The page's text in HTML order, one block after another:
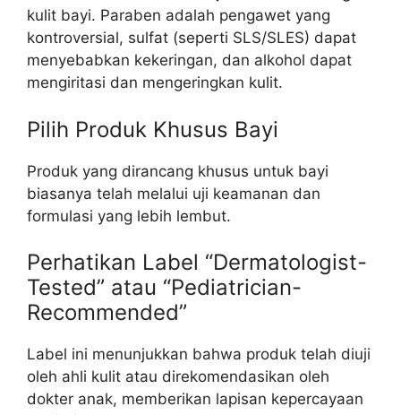
kulit bayi. Paraben adalah pengawet yang
kontroversial, sulfat (seperti SLS/SLES) dapat
menyebabkan kekeringan, dan alkohol dapat
mengiritasi dan mengeringkan kulit.
Pilih Produk Khusus Bayi
Produk yang dirancang khusus untuk bayi
biasanya telah melalui uji keamanan dan
formulasi yang lebih lembut.
Perhatikan Label “Dermatologist-
Tested” atau “Pediatrician-
Recommended”
Label ini menunjukkan bahwa produk telah diuji
oleh ahli kulit atau direkomendasikan oleh
dokter anak, memberikan lapisan kepercayaan